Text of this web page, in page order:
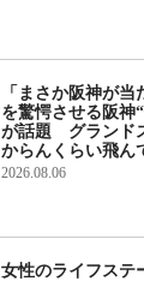
「まさか阪神が
を驚愕させる阪神
が話題 グランド
からんくらい飛ん
2026.08.06
女性のライフステ